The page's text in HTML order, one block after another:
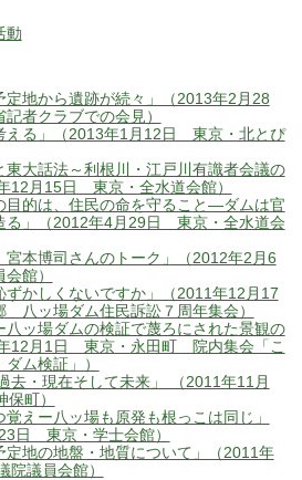
動
定地から遺跡が続々」（2013年2月28
者クラブでの会見）
える」（2013年1月12日 東京・北とぴ
東大話法～利根川・江戸川有識者会議の
12月15日 東京・全水道会館）
目的は、住民の命を守ること―ダムは官
る」（2012年4月29日 東京・全水道会
宮本博司さんのトーク」（2012年2月6
館）
かしくないですか」（2011年12月17
八ッ場ダム住民訴訟７周年集会）
八ッ場ダムの検証で蔑ろにされた景観の
12月1日 東京・永田町 院内集会「こ
ム検証」）
去・現在そして未来」 （2011年11月
町）
覚えー八ッ場も原発も根っこは同じ」
日 東京・学士会館）
定地の地盤・地質について」（2011年
議員会館）